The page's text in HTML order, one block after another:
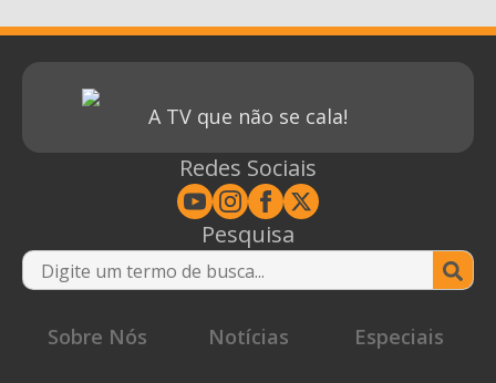
A TV que não se cala!
Redes Sociais
Pesquisa
Sobre Nós
Notícias Especiais